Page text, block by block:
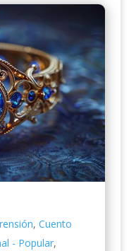
, Cuento
- Popular,